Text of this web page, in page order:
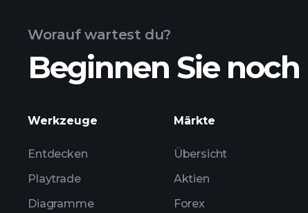
Worauf wartest du?
Beginnen Sie
Werkzeuge
Entdecken
Playtrade
Diagramme
Märkte
Übersicht
Aktien
Forex